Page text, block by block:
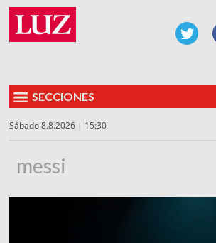
SECCIONES
Sábado 8.8.2026 | 15:30
messi